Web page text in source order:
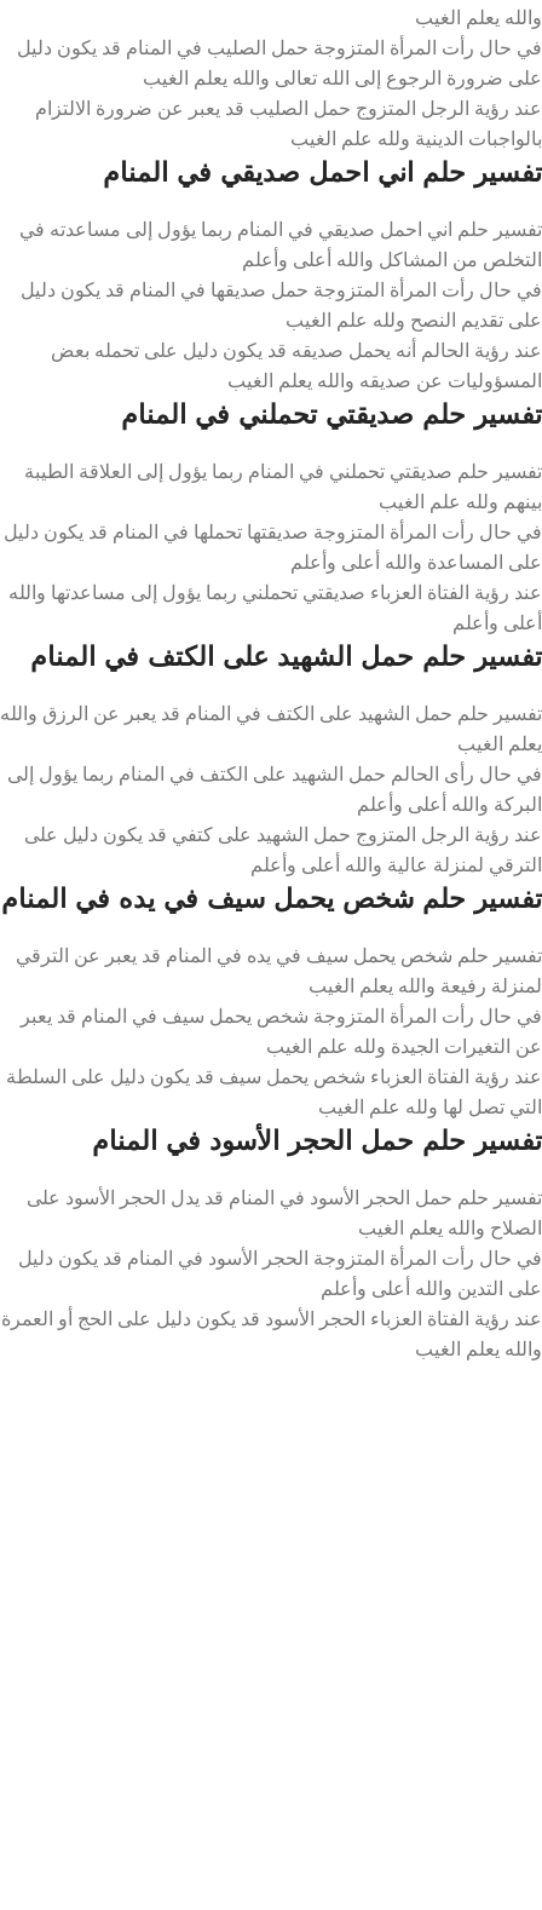
والله يعلم الغيب
في حال رأت المرأة المتزوجة حمل الصليب في المنام قد يكون دليل
على ضرورة الرجوع إلى الله تعالى والله يعلم الغيب
عند رؤية الرجل المتزوج حمل الصليب قد يعبر عن ضرورة الالتزام
بالواجبات الدينية ولله علم الغيب
تفسير حلم اني احمل صديقي في المنام
تفسير حلم اني احمل صديقي في المنام ربما يؤول إلى مساعدته في
التخلص من المشاكل والله أعلى وأعلم
في حال رأت المرأة المتزوجة حمل صديقها في المنام قد يكون دليل
على تقديم النصح ولله علم الغيب
عند رؤية الحالم أنه يحمل صديقه قد يكون دليل على تحمله بعض
المسؤوليات عن صديقه والله يعلم الغيب
تفسير حلم صديقتي تحملني في المنام
تفسير حلم صديقتي تحملني في المنام ربما يؤول إلى العلاقة الطيبة
بينهم ولله علم الغيب
في حال رأت المرأة المتزوجة صديقتها تحملها في المنام قد يكون دليل
على المساعدة والله أعلى وأعلم
عند رؤية الفتاة العزباء صديقتي تحملني ربما يؤول إلى مساعدتها والله
أعلى وأعلم
تفسير حلم حمل الشهيد على الكتف في المنام
تفسير حلم حمل الشهيد على الكتف في المنام قد يعبر عن الرزق والله
يعلم الغيب
في حال رأى الحالم حمل الشهيد على الكتف في المنام ربما يؤول إلى
البركة والله أعلى وأعلم
عند رؤية الرجل المتزوج حمل الشهيد على كتفي قد يكون دليل على
الترقي لمنزلة عالية والله أعلى وأعلم
تفسير حلم شخص يحمل سيف في يده في المنام
تفسير حلم شخص يحمل سيف في يده في المنام قد يعبر عن الترقي
لمنزلة رفيعة والله يعلم الغيب
في حال رأت المرأة المتزوجة شخص يحمل سيف في المنام قد يعبر
عن التغيرات الجيدة ولله علم الغيب
عند رؤية الفتاة العزباء شخص يحمل سيف قد يكون دليل على السلطة
التي تصل لها ولله علم الغيب
تفسير حلم حمل الحجر الأسود في المنام
تفسير حلم حمل الحجر الأسود في المنام قد يدل الحجر الأسود على
الصلاح والله يعلم الغيب
في حال رأت المرأة المتزوجة الحجر الأسود في المنام قد يكون دليل
على التدين والله أعلى وأعلم
عند رؤية الفتاة العزباء الحجر الأسود قد يكون دليل على الحج أو العمرة
والله يعلم الغيب